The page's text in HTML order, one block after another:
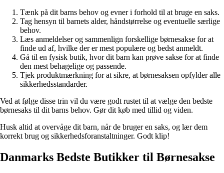
Tænk på dit barns behov og evner i forhold til at bruge en saks.
Tag hensyn til barnets alder, håndstørrelse og eventuelle særlige
behov.
Læs anmeldelser og sammenlign forskellige børnesakse for at
finde ud af, hvilke der er mest populære og bedst anmeldt.
Gå til en fysisk butik, hvor dit barn kan prøve sakse for at finde
den mest behagelige og passende.
Tjek produktmærkning for at sikre, at børnesaksen opfylder alle
sikkerhedsstandarder.
Ved at følge disse trin vil du være godt rustet til at vælge den bedste
børnesaks til dit barns behov. Gør dit køb med tillid og viden.
Husk altid at overvåge dit barn, når de bruger en saks, og lær dem
korrekt brug og sikkerhedsforanstaltninger. Godt klip!
Danmarks Bedste Butikker til Børnesakse